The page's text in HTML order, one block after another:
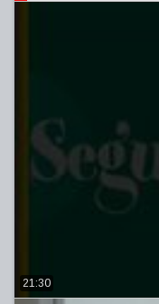
21:30